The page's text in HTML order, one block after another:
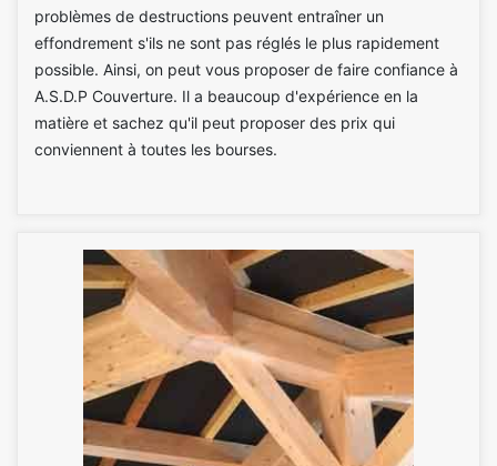
problèmes de destructions peuvent entraîner un
effondrement s'ils ne sont pas réglés le plus rapidement
possible. Ainsi, on peut vous proposer de faire confiance à
A.S.D.P Couverture. Il a beaucoup d'expérience en la
matière et sachez qu'il peut proposer des prix qui
conviennent à toutes les bourses.